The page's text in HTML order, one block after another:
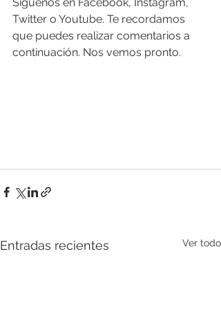
Twitter o Youtube. Te recordamos
que puedes realizar comentarios a
continuación. Nos vemos pronto.
Entradas recientes Ver todo